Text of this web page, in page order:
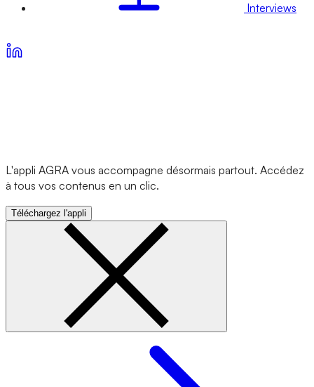
Interviews
L'appli AGRA vous accompagne désormais partout. Accédez
à tous vos contenus en un clic.
Téléchargez l'appli